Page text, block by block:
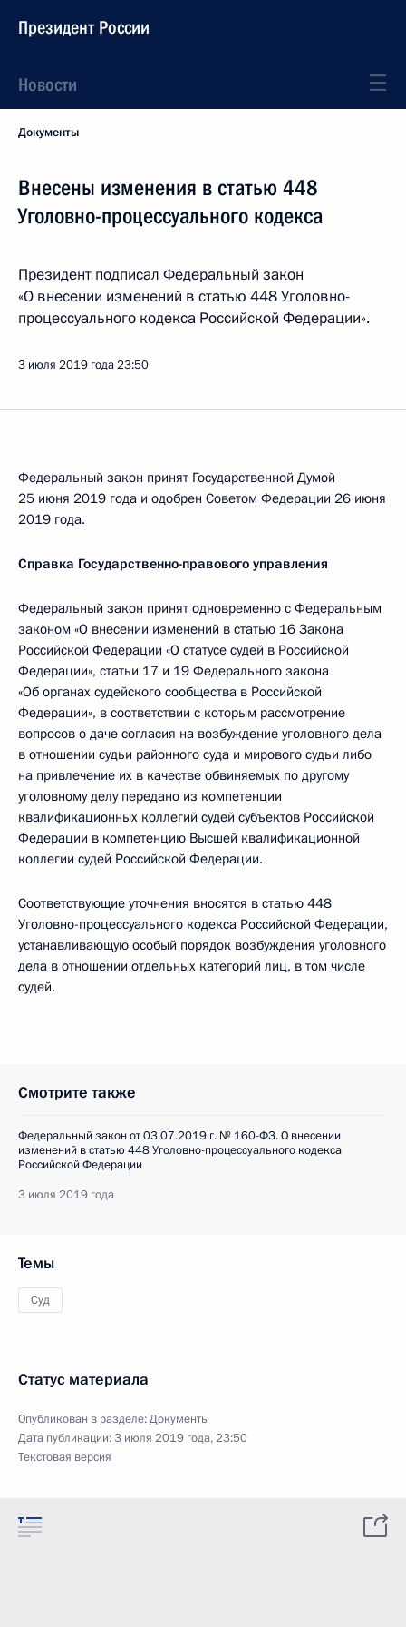
Президент России
Новости
Документы
Внесены изменения в статью 448
Уголовно-процессуального кодекса
Президент подписал Федеральный закон
«О внесении изменений в статью 448 Уголовно-
процессуального кодекса Российской Федерации».
3 июля 2019 года23:50
Федеральный закон принят Государственной Думой
25 июня 2019 года и одобрен Советом Федерации 26 июня
2019 года.
Справка Государственно-правового управления
Федеральный закон принят одновременно с Федеральным
законом «О внесении изменений в статью 16 Закона
Российской Федерации «О статусе судей в Российской
Федерации», статьи 17 и 19 Федерального закона
«Об органах судейского сообщества в Российской
Федерации», в соответствии с которым рассмотрение
вопросов о даче согласия на возбуждение уголовного дела
в отношении судьи районного суда и мирового судьи либо
на привлечение их в качестве обвиняемых по другому
уголовному делу передано из компетенции
квалификационных коллегий судей субъектов Российской
Федерации в компетенцию Высшей квалификационной
коллегии судей Российской Федерации.
Соответствующие уточнения вносятся в статью 448
Уголовно-­процессуального кодекса Российской Федерации,
устанавливающую особый порядок возбуждения уголовного
дела в отношении отдельных категорий лиц, в том числе
судей.
Смотрите также
Федеральный закон от 03.07.2019 г. № 160-ФЗ. О внесении
изменений в статью 448 Уголовно-процессуального кодекса
Российской Федерации
3 июля 2019 года
Темы
Суд
Статус материала
Опубликован в разделе:Документы
Дата публикации:3 июля 2019 года, 23:50
Текстовая версия